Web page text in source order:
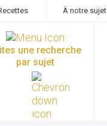
À notre sujet
une recherche
par sujet